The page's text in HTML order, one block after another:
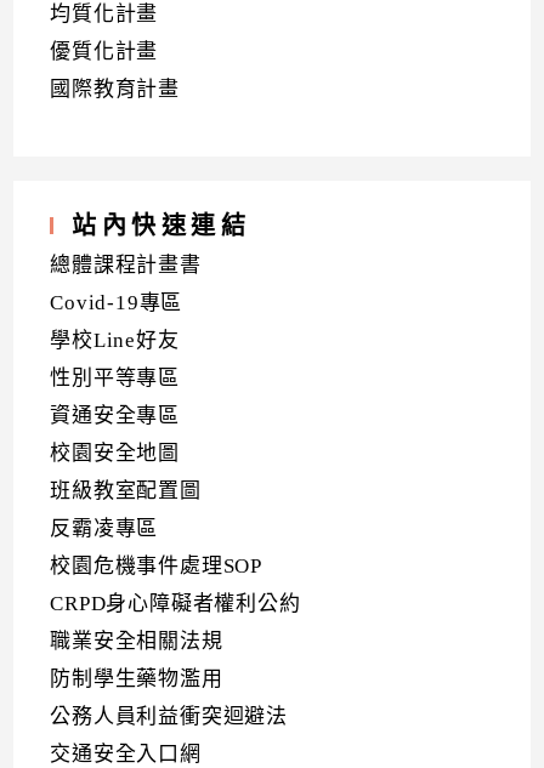
均質化計畫
優質化計畫
國際教育計畫
站內快速連結
總體課程計畫書
Covid-19專區
學校Line好友
性別平等專區
資通安全專區
校園安全地圖
班級教室配置圖
反霸凌專區
校園危機事件處理SOP
CRPD身心障礙者權利公約
職業安全相關法規
防制學生藥物濫用
公務人員利益衝突迴避法
交通安全入口網